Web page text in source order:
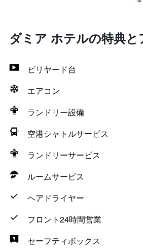
ダミア ホテルの特典と
ビリヤード台
エアコン
ランドリー設備
空港シャトルサービス
ランドリーサービス
ルームサービス
ヘアドライヤー
フロント24時間営業
セーフティボックス